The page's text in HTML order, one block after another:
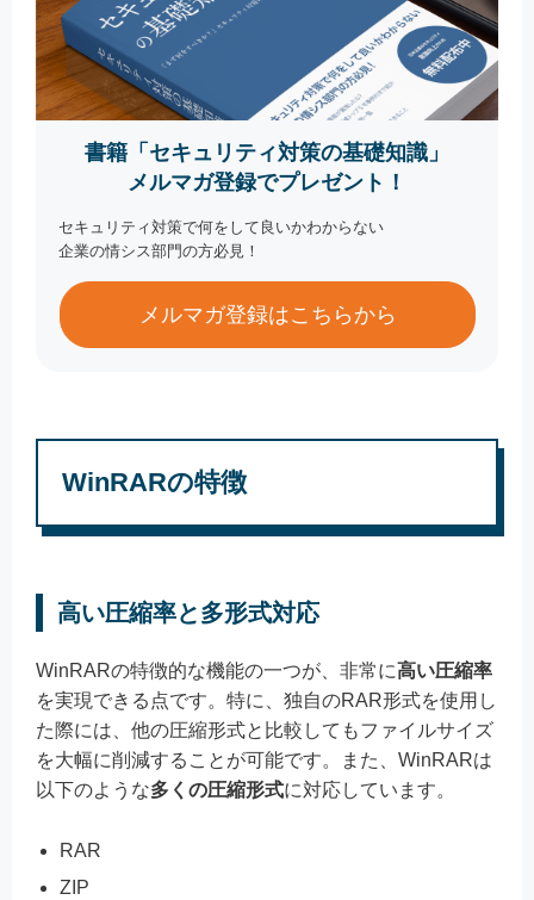
書籍「セキュリティ対策の基礎知識」
メルマガ登録でプレゼント！
セキュリティ対策で何をして良いかわからない
企業の情シス部門の方必見！
メルマガ登録はこちらから
WinRARの特徴
高い圧縮率と多形式対応
WinRARの特徴的な機能の一つが、非常に高い圧縮率
を実現できる点です。特に、独自のRAR形式を使用し
た際には、他の圧縮形式と比較してもファイルサイズ
を大幅に削減することが可能です。また、WinRARは
以下のような多くの圧縮形式に対応しています。
RAR
ZIP